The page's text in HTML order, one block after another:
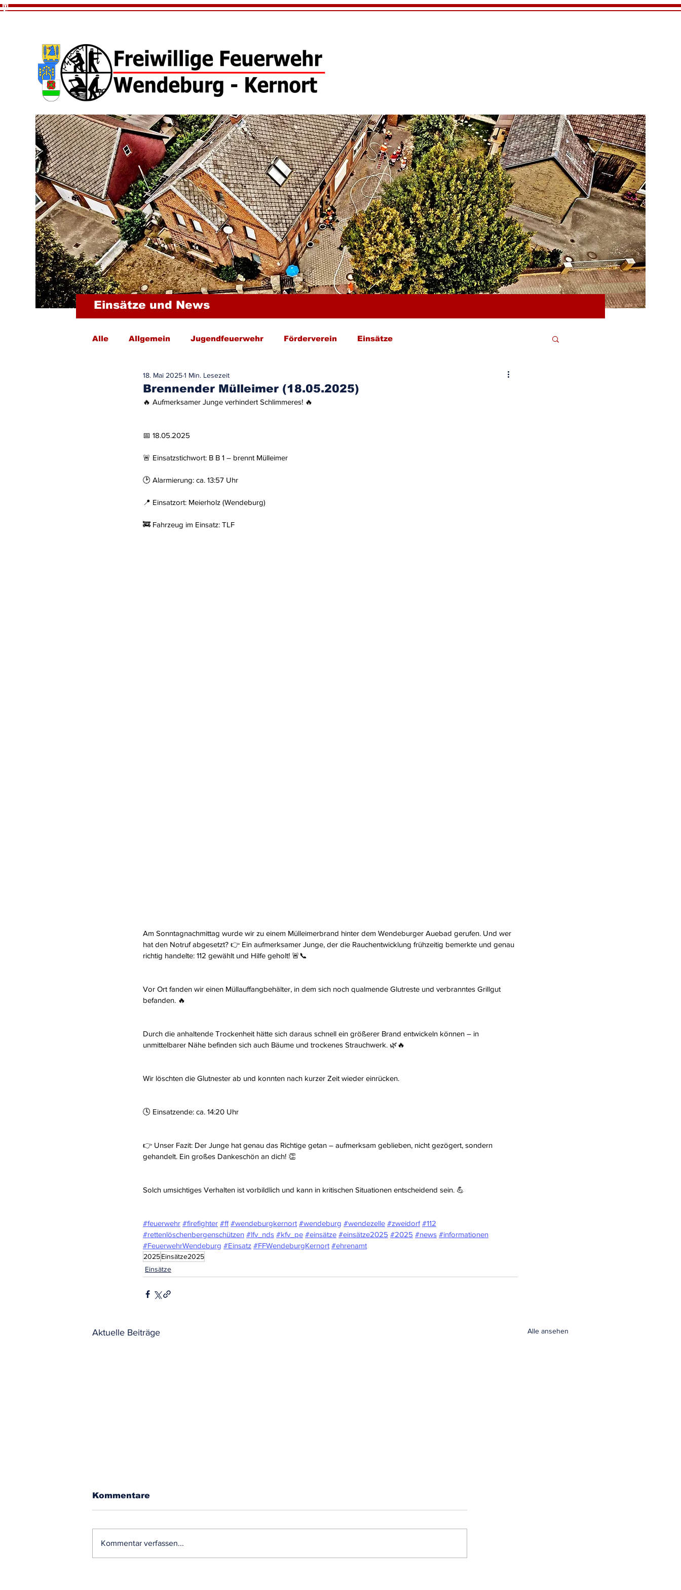
M
E
Einsätze und News
Alle Allgemein Jugendfeuerwehr Förderverein Einsätze
Brennender Mülleimer (18.05.2025)
18. Mai 20251 Min. Lesezeit
🔥 Aufmerksamer Junge verhindert Schlimmeres! 🔥
📅 18.05.2025
🚨 Einsatzstichwort: B B 1 – brennt Mülleimer
🕑 Alarmierung: ca. 13:57 Uhr
📍 Einsatzort: Meierholz (Wendeburg)
🚒 Fahrzeug im Einsatz: TLF
Am Sonntagnachmittag wurde wir zu einem Mülleimerbrand hinter dem Wendeburger Auebad gerufen. Und wer
hat den Notruf abgesetzt? 👉 Ein aufmerksamer Junge, der die Rauchentwicklung frühzeitig bemerkte und genau
richtig handelte: 112 gewählt und Hilfe geholt! 🚨📞
Vor Ort fanden wir einen Müllauffangbehälter, in dem sich noch qualmende Glutreste und verbranntes Grillgut
befanden. 🔥
Durch die anhaltende Trockenheit hätte sich daraus schnell ein größerer Brand entwickeln können – in
unmittelbarer Nähe befinden sich auch Bäume und trockenes Strauchwerk. 🌿🔥
Wir löschten die Glutnester ab und konnten nach kurzer Zeit wieder einrücken.
🕓 Einsatzende: ca. 14:20 Uhr
👉 Unser Fazit: Der Junge hat genau das Richtige getan – aufmerksam geblieben, nicht gezögert, sondern
gehandelt. Ein großes Dankeschön an dich! 👏
Solch umsichtiges Verhalten ist vorbildlich und kann in kritischen Situationen entscheidend sein. 💪
#feuerwehr #firefighter #ff #wendeburgkernort #wendeburg #wendezelle #zweidorf #112
#rettenlöschenbergenschützen #lfv_nds #kfv_pe #einsätze #einsätze2025 #2025 #news #informationen
#FeuerwehrWendeburg #Einsatz #FFWendeburgKernort #ehrenamt
2025Einsätze2025
Einsätze
Aktuelle Beiträge Alle ansehen
Kommentare
Kommentar verfassen...